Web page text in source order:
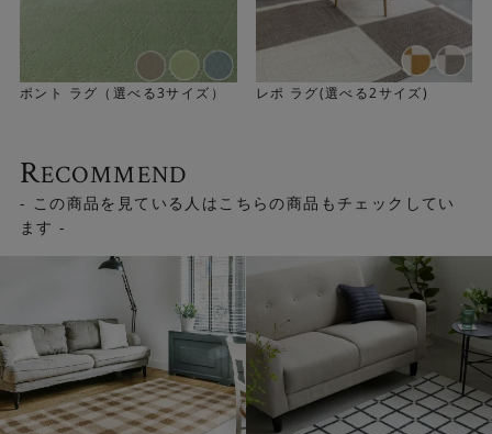
丈夫で長く使える
さらさらタッチで丈夫なナイロン100％です。遊び毛や毛
玉が出にくく、擦り切れやへたりに強い耐久性を実現して
ポント ラグ（選べる3サイズ） レポ ラグ(選べる2サイズ)
RECOMMEND
- この商品を見ている人はこちらの商品もチェックしてい
ます -